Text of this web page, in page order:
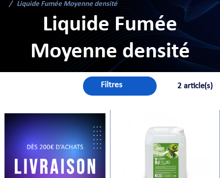
Liquide Fumée Moyenne densité
Liquide Fumée
Moyenne densité
Filtres 2 article(s)